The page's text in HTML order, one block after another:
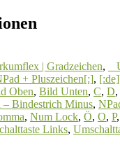
| Gradzeichen,
+ Pluszeichen[:],
Oben, Bild Unten, C, D,
– Bindestrich Minus,
, Num Lock, Ö, O, P,
Links,